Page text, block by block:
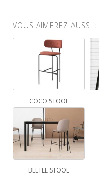
VOUS AIMEREZ AUSSI :
COCO STOOL
BEETLE STOOL